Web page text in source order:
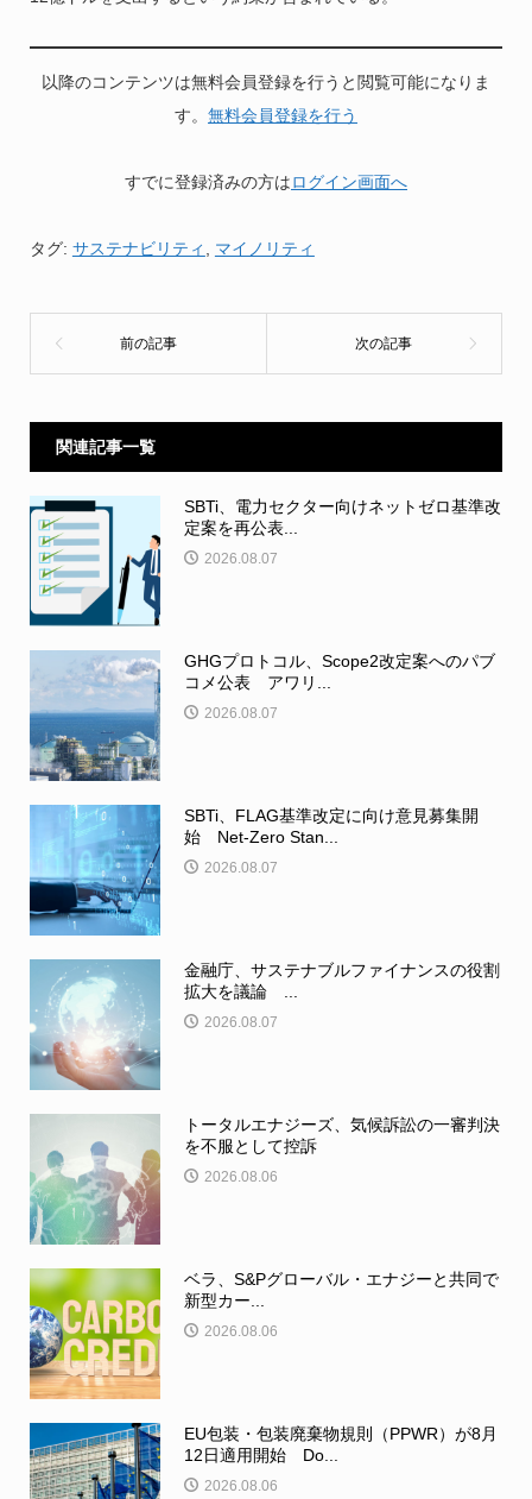
以降のコンテンツは無料会員登録を行うと閲覧可能になりま
す。 無料会員登録を行う
すでに登録済みの方はログイン画面へ
タグ: サステナビリティ マイノリティ
関連記事一覧
SBTi、電力セクター向けネットゼロ基準改
定案を再公表...
2026.08.07
GHGプロトコル、Scope2改定案へのパブ
コメ公表 アワリ...
2026.08.07
SBTi、FLAG基準改定に向け意見募集開
始 Net-Zero Stan...
2026.08.07
金融庁、サステナブルファイナンスの役割
拡大を議論 ...
2026.08.07
トータルエナジーズ、気候訴訟の一審判決
を不服として控訴
2026.08.06
ベラ、S&Pグローバル・エナジーと共同で
新型カー...
2026.08.06
EU包装・包装廃棄物規則（PPWR）が8月
12日適用開始 Do...
2026.08.06